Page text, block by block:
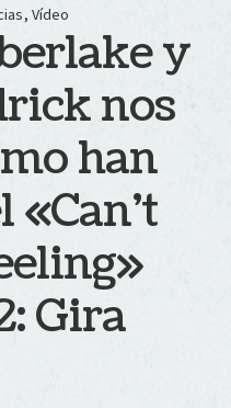
, Vídeo
y
nos
han
«Can’t
Gira